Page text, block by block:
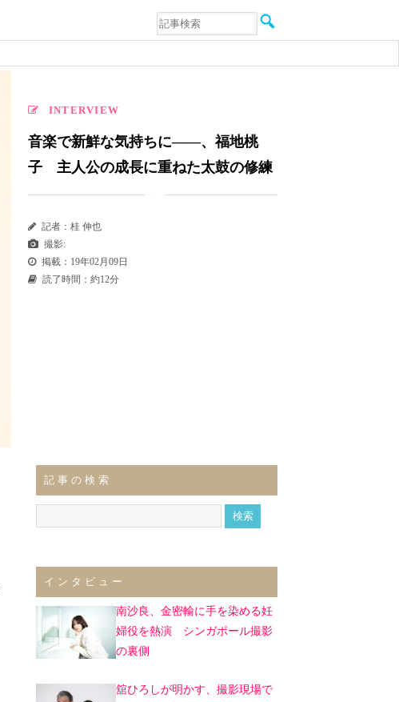
音楽
エンタメ
INTERVIEW
音楽で新鮮な気持ちに――、福地桃
子 主人公の成長に重ねた太鼓の修練
記者：桂 伸也
撮影:
掲載：19年02月09日
読了時間：約12分
記事の検索
インタビュー
南沙良、金密輸に手を染める妊
婦役を熱演 シンガポール撮影
の裏側
舘ひろしが明かす、撮影現場で